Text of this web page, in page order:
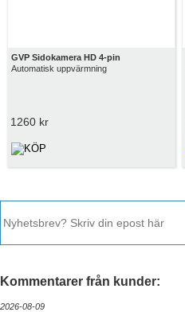
GVP Sidokamera HD 4-pin
Automatisk uppvärmning
1260 kr
Kommentarer från kunder:
2026-08-09